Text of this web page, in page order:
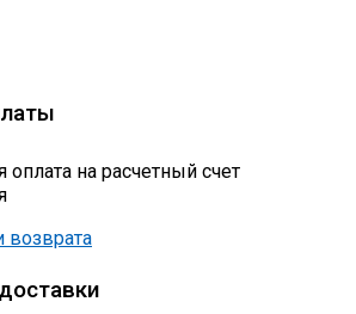
оплата на расчетный счет
возврата